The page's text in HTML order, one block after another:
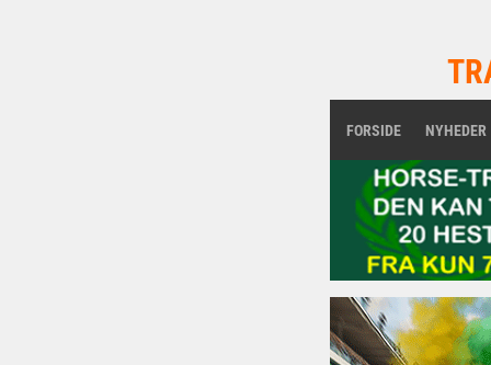
FORSIDE NYHEDER